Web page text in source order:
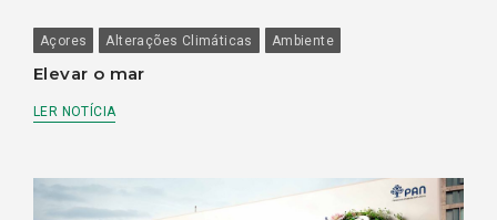
Açores Alterações Climáticas Ambiente
Elevar o mar
LER NOTÍCIA